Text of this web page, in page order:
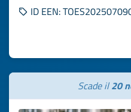
ID EEN:
Scade il20